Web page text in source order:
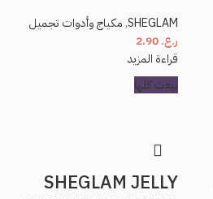
SHEGLAM
, مكياج وأدوات تجميل
ر.ع.
قراءة المزيد
بيعت كلها
SHEGLAM JELLY